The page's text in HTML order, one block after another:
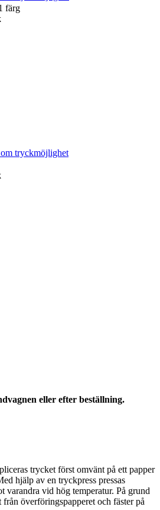
färg
tryckmöjlighet
eller efter beställning.
trycket först omvänt på ett papper
hjälp av en tryckpress pressas
varandra vid hög temperatur. På grund
överföringspapperet och fäster på